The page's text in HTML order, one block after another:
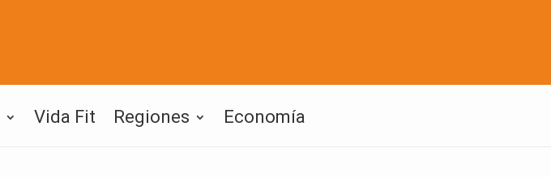
Vida Fit Regiones Economía